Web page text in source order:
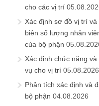
cho các vị trí
Xác định sơ đồ vị trí
biên số lượng nhân
của bộ phận
Xác định chức năng
vụ cho vị trí 05.08.2026
Phân tích xác định và
bộ phận 04.08.2026